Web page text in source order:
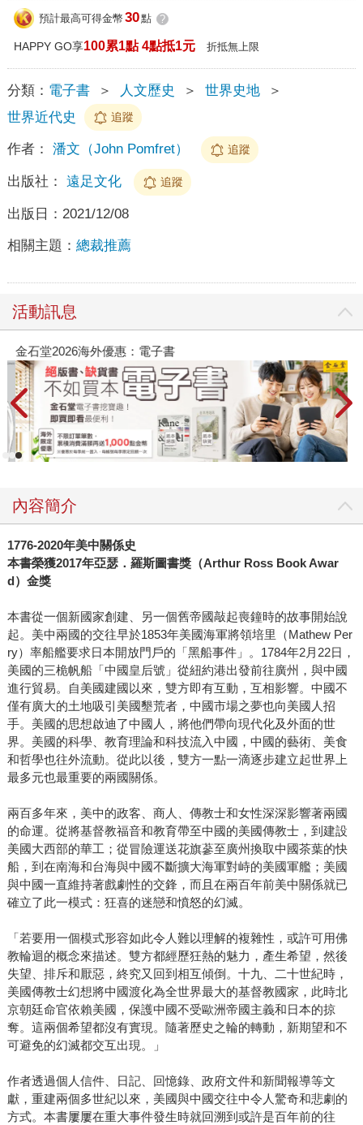
預計最高可得金幣 30點 ?
HAPPY GO享100累1點 4點抵1元 折抵無上限
分類： 電子書 ＞ 人文歷史 ＞ 世界史地
＞
世界近代史
追蹤
作者： 潘文（John Pomfret） 追蹤
出版社： 遠足文化 追蹤
出版日： 2021/12/08
相關主題： 總裁推薦
活動訊息
金石堂2026海外優惠：電子書
內容簡介
1776-2020年美中關係史
本書榮獲2017年亞瑟． 羅斯圖書獎（Arthur Ross Book Awar
d）金獎
本書從一個新國家創建、另一個舊帝國敲起喪鐘時的故事開始說
起。美中兩國的交往早於1853年美國海軍將領培里（Mathew Per
ry）率船艦要求日本開放門戶的「黑船事件」。1784年2月22日，
美國的三桅帆船「中國皇后號」從紐約港出發前往廣州，與中國
進行貿易。自美國建國以來，雙方即有互動，互相影響。中國不
僅有廣大的土地吸引美國墾荒者，中國市場之夢也向美國人招
手。美國的思想啟迪了中國人，將他們帶向現代化及外面的世
界。美國的科學、教育理論和科技流入中國，中國的藝術、美食
和哲學也往外流動。從此以後，雙方一點一滴逐步建立起世界上
最多元也最重要的兩國關係。
兩百多年來，美中的政客、商人、傳教士和女性深深影響著兩國
的命運。從將基督教福音和教育帶至中國的美國傳教士，到建設
美國大西部的華工；從冒險運送花旗蔘至廣州換取中國茶葉的快
船，到在南海和台海與中國不斷擴大海軍對峙的美國軍艦；美國
與中國一直維持著戲劇性的交鋒，而且在兩百年前美中關係就已
確立了此一模式：狂喜的迷戀和憤怒的幻滅。
「若要用一個模式形容如此令人難以理解的複雜性，或許可用佛
教輪迴的概念來描述。雙方都經歷狂熱的魅力，產生希望，然後
失望、排斥和厭惡，終究又回到相互傾倒。十九、二十世紀時，
美國傳教士幻想將中國渡化為全世界最大的基督教國家，此時北
京朝廷命官依賴美國，保護中國不受歐洲帝國主義和日本的掠
奪。這兩個希望都沒有實現。隨著歷史之輪的轉動，新期望和不
可避免的幻滅都交互出現。」
作者透過個人信件、日記、回憶錄、政府文件和新聞報導等文
獻，重建兩個多世紀以來，美國與中國交往中令人驚奇和悲劇的
方式。本書屢屢在重大事件發生時就回溯到或許是百年前的往